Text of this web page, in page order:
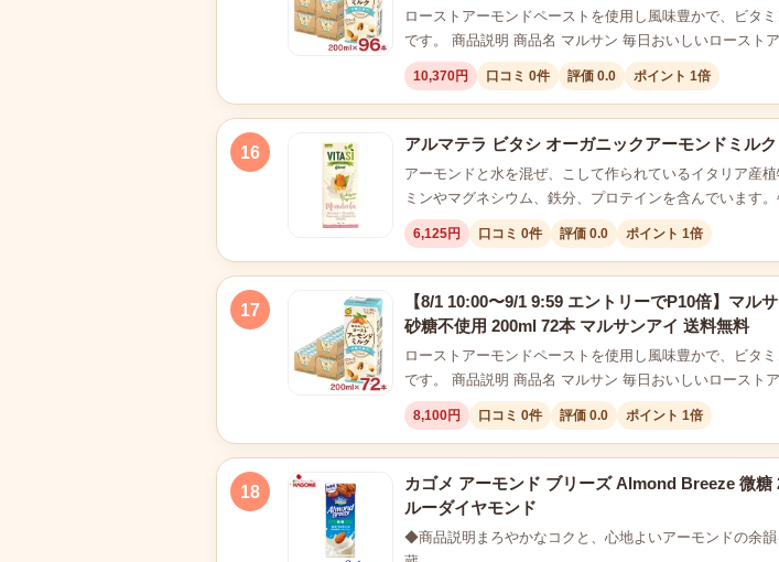
ローストアーモンドペーストを使用し風味豊かで、ビタ
です。 商品説明 商品名 マルサン 毎日おいしいロースト
10,370円 口コミ 0件 評価 0.0 ポイント 1倍
16 アルマテラ ビタシ オーガニックアーモンドミ
アーモンドと水を混ぜ、こして作られているイタリア産
ミンやマグネシウム、鉄分、プロテインを含んでいます
6,125円 口コミ 0件 評価 0.0 ポイント 1倍
17
【8/1 10:00〜9/1 9:59 エントリーでP10倍】マ
砂糖不使用 200ml 72本 マルサンアイ 送料無料
ローストアーモンドペーストを使用し風味豊かで、ビタ
です。 商品説明 商品名 マルサン 毎日おいしいロースト
8,100円 口コミ 0件 評価 0.0 ポイント 1倍
18
カゴメ アーモンド ブリーズ Almond Breeze 微
ルーダイヤモンド
◆商品説明まろやかなコクと、心地よいアーモンドの余